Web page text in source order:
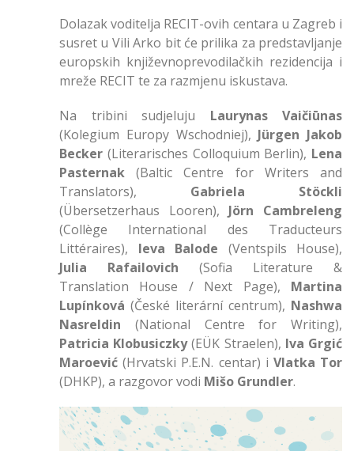
Dolazak voditelja RECIT-ovih centara u Zagreb i
susret u Vili Arko bit će prilika za predstavljanje
europskih književnoprevodilačkih rezidencija i
mreže RECIT te za razmjenu iskustava.
Na tribini sudjeluju Laurynas Vaičiūnas
(Kolegium Europy Wschodniej), Jürgen Jakob
Becker (Literarisches Colloquium Berlin), Lena
Pasternak (Baltic Centre for Writers and
Translators), Gabriela Stöckli
(Übersetzerhaus Looren), Jörn Cambreleng
(Collège International des Traducteurs
Littéraires), Ieva Balode (Ventspils House),
Julia Rafailovich (Sofia Literature &
Translation House / Next Page), Martina
Lupínková (České literární centrum), Nashwa
Nasreldin (National Centre for Writing),
Patricia Klobusiczky(EÜK Straelen), Iva Grgić
Maroević (Hrvatski P.E.N. centar) i Vlatka Tor
(DHKP), a razgovor vodi Mišo Grundler.